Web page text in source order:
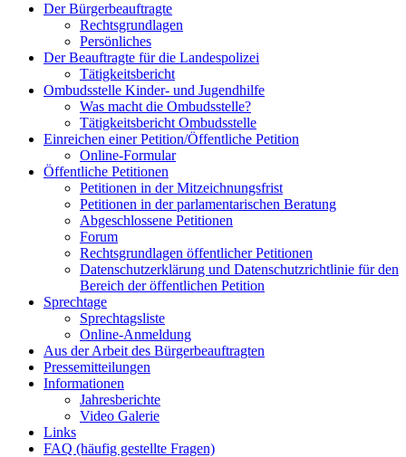
Der Bürgerbeauftragte
Rechtsgrundlagen
Persönliches
Der Beauftragte für die Landespolizei
Tätigkeitsbericht
Ombudsstelle Kinder- und Jugendhilfe
Was macht die Ombudsstelle?
Tätigkeitsbericht Ombudsstelle
Einreichen einer Petition/Öffentliche Petition
Online-Formular
Öffentliche Petitionen
Petitionen in der Mitzeichnungsfrist
Petitionen in der parlamentarischen Beratung
Abgeschlossene Petitionen
Forum
Rechtsgrundlagen öffentlicher Petitionen
Datenschutzerklärung und Datenschutzrichtlinie für den
Bereich der öffentlichen Petition
Sprechtage
Sprechtagsliste
Online-Anmeldung
Aus der Arbeit des Bürgerbeauftragten
Pressemitteilungen
Informationen
Jahresberichte
Video Galerie
Links
FAQ (häufig gestellte Fragen)